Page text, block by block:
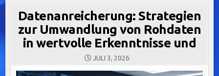
Datenanreicherung: Strategien
zur Umwandlung von Rohdaten
in wertvolle Erkenntnisse und
JULI 3, 2026